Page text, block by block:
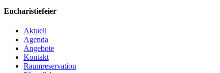
Eucharistiefeier
Aktuell
Agenda
Angebote
Kontakt
Raumreservation